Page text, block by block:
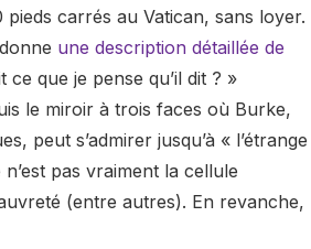
carrés au Vatican, sans loyer.
une description détaillée de
ce que je pense qu’il dit ? »
le miroir à trois faces où Burke,
peut s’admirer jusqu’à « l’étrange
pas vraiment la cellule
(entre autres). En revanche,